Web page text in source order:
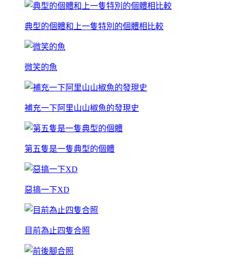
典型的個體和上一隻特別的個體相比較
微笑的魚
補充一下阿里山山椒魚的發現史
第五隻是一隻典型的個體
惡搞一下XD
目前為止四隻合照